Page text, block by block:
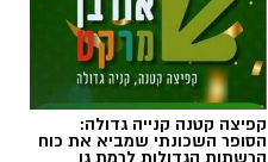
קפיצה קטנה קנייה גדולה:
הסופר השכונתי שמביא את כוח
הרשתות הגדולות לרמת גן